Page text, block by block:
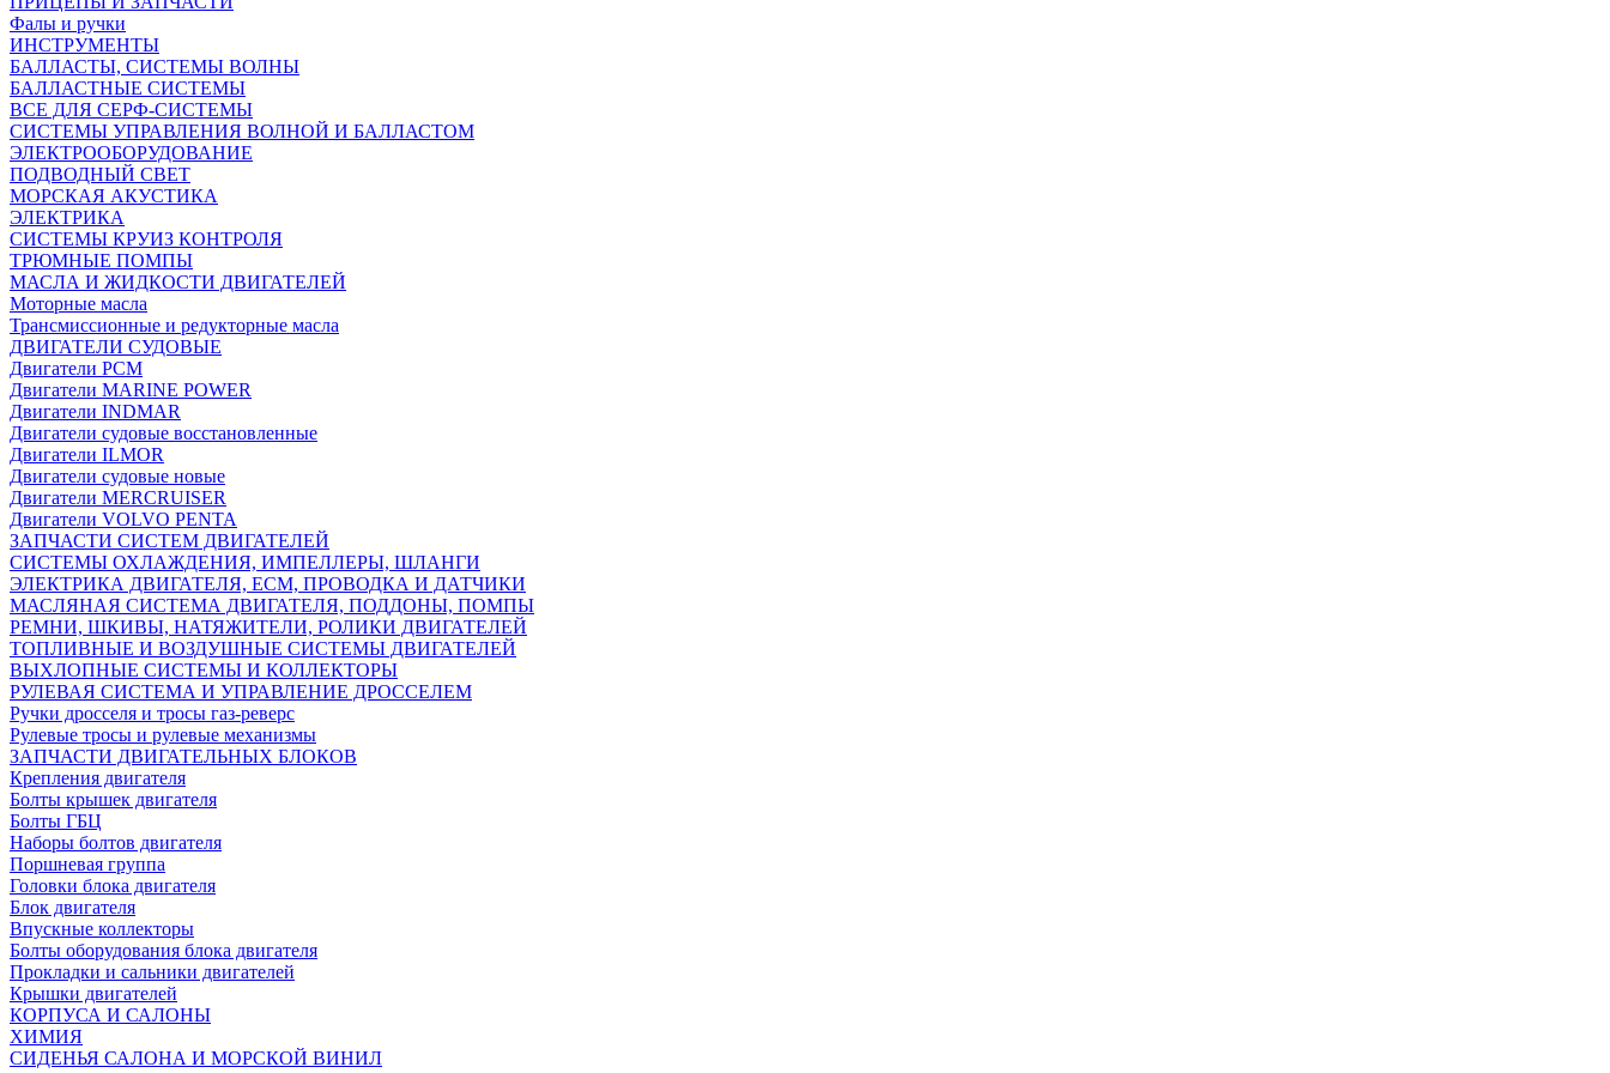
Фалы и ручки
ИНСТРУМЕНТЫ
БАЛЛАСТЫ, СИСТЕМЫ ВОЛНЫ
БАЛЛАСТНЫЕ СИСТЕМЫ
ВСЕ ДЛЯ СЕРФ-СИСТЕМЫ
СИСТЕМЫ УПРАВЛЕНИЯ ВОЛНОЙ И БАЛЛАСТОМ
ЭЛЕКТРООБОРУДОВАНИЕ
ПОДВОДНЫЙ СВЕТ
МОРСКАЯ АКУСТИКА
ЭЛЕКТРИКА
СИСТЕМЫ КРУИЗ КОНТРОЛЯ
ТРЮМНЫЕ ПОМПЫ
МАСЛА И ЖИДКОСТИ ДВИГАТЕЛЕЙ
Моторные масла
Трансмиссионные и редукторные масла
ДВИГАТЕЛИ СУДОВЫЕ
Двигатели PCM
Двигатели MARINE POWER
Двигатели INDMAR
Двигатели судовые восстановленные
Двигатели ILMOR
Двигатели судовые новые
Двигатели MERCRUISER
Двигатели VOLVO PENTA
ЗАПЧАСТИ СИСТЕМ ДВИГАТЕЛЕЙ
СИСТЕМЫ ОХЛАЖДЕНИЯ, ИМПЕЛЛЕРЫ, ШЛАНГИ
ЭЛЕКТРИКА ДВИГАТЕЛЯ, ECM, ПРОВОДКА И ДАТЧИКИ
МАСЛЯНАЯ СИСТЕМА ДВИГАТЕЛЯ, ПОДДОНЫ, ПОМПЫ
РЕМНИ, ШКИВЫ, НАТЯЖИТЕЛИ, РОЛИКИ ДВИГАТЕЛЕЙ
ТОПЛИВНЫЕ И ВОЗДУШНЫЕ СИСТЕМЫ ДВИГАТЕЛЕЙ
ВЫХЛОПНЫЕ СИСТЕМЫ И КОЛЛЕКТОРЫ
РУЛЕВАЯ СИСТЕМА И УПРАВЛЕНИЕ ДРОССЕЛЕМ
Ручки дросселя и тросы газ-реверс
Рулевые тросы и рулевые механизмы
ЗАПЧАСТИ ДВИГАТЕЛЬНЫХ БЛОКОВ
Крепления двигателя
Болты крышек двигателя
Болты ГБЦ
Наборы болтов двигателя
Поршневая группа
Головки блока двигателя
Блок двигателя
Впускные коллекторы
Болты оборудования блока двигателя
Прокладки и сальники двигателей
Крышки двигателей
КОРПУСА И САЛОНЫ
ХИМИЯ
СИДЕНЬЯ САЛОНА И МОРСКОЙ ВИНИЛ